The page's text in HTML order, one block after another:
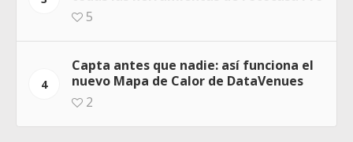
5
4
Capta antes que nadie: así funciona el
nuevo Mapa de Calor de DataVenues
2